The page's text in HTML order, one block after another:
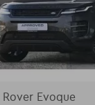
Rover Evoque